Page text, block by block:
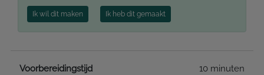
Ik wil dit maken Ik heb dit gemaakt
Voorbereidingstijd 10 minuten